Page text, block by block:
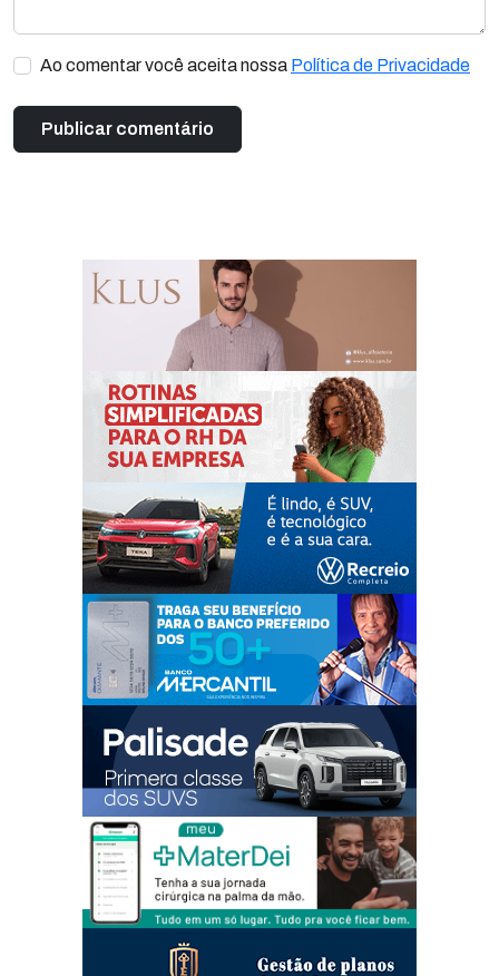
Ao comentar você aceita nossa Política de Privacidade